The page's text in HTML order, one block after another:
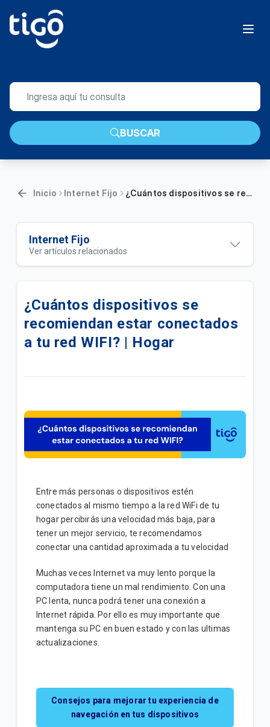
BUSCAR
Inicio Internet Fijo ¿Cuántos dispositivos se recomiendan estar conectados a tu red WIFI? | Hogar
Internet Fijo
Ver artículos relacionados
Quiero renovar mis servicios Tigo | General
Cómo cambiar el nombre y la contraseña de tu
módem | Hogar
Cambio de nombre y contraseña Módem Arris
Cambio de nombre y contraseña Módem Hitron
CGNV5-Pro | Hogar
servicios? | Hogar
No puedo navegar con mi Internet residencial –
¿Qué puedo hacer? | Hogar
Aplicaciones ONE TV | Hogar
Funciones One TV APP | Móvil
¿Cuántos dispositivos se
recomiendan estar conectados
a tu red WIFI? | Hogar
Entre más personas o dispositivos estén
conectados al mismo tiempo a la red WiFi de tu
hogar percibirás una velocidad más baja, para
tener un mejor servicio, te recomendamos
conectar una cantidad aproximada a tu velocidad
Muchas veces Internet va muy lento porque la
computadora tiene un mal rendimiento. Con una
PC lenta, nunca podrá tener una conexión a
Internet rápida. Por ello es muy importante que
mantenga su PC en buen estado y con las ultimas
actualizaciones.
Consejos para mejorar tu experiencia de
navegación en tus dispositivos